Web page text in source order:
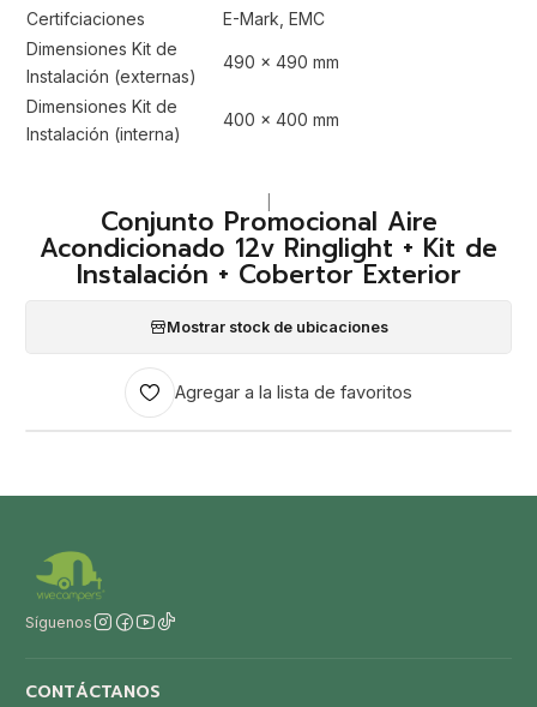
Certifciaciones
E-Mark, EMC
Dimensiones Kit de
Instalación (externas)
490 x 490 mm
Dimensiones Kit de
Instalación (interna)
400 x 400 mm
Conjunto Promocional Aire
Acondicionado 12v Ringlight + Kit de
Instalación + Cobertor Exterior
Mostrar stock de ubicaciones
Agregar a la lista de favoritos
Síguenos
CONTÁCTANOS